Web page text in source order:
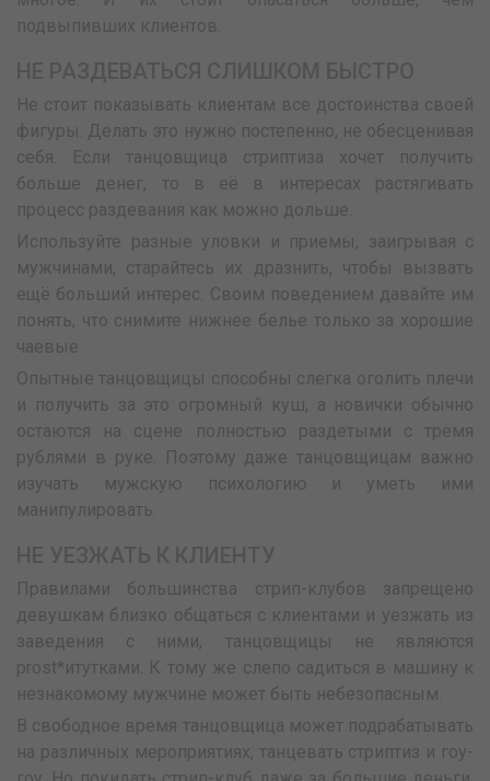
подвыпивших клиентов.
Не стоит показывать клиентам все достоинства своей
фигуры. Делать это нужно постепенно, не обесценивая
себя. Если танцовщица стриптиза хочет получить
больше денег, то в её в интересах растягивать
процесс раздевания как можно дольше.
Используйте разные уловки и приемы, заигрывая с
мужчинами, старайтесь их дразнить, чтобы вызвать
ещё больший интерес. Своим поведением давайте им
понять, что снимите нижнее белье только за хорошие
чаевые.
Опытные танцовщицы способны слегка оголить плечи
и получить за это огромный куш, а новички обычно
остаются на сцене полностью раздетыми с тремя
рублями в руке. Поэтому даже танцовщицам важно
изучать мужскую психологию и уметь ими
манипулировать.
Правилами большинства стрип-клубов запрещено
девушкам близко общаться с клиентами и уезжать из
заведения с ними, танцовщицы не являются
prost*итутками. К тому же слепо садиться в машину к
незнакомому мужчине может быть небезопасным.
В свободное время танцовщица может подрабатывать
на различных мероприятиях, танцевать стриптиз и гоу-